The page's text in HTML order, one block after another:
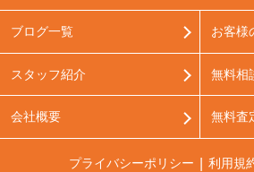
ブログ一覧
スタッフ紹介
会社概要
お客様
無料相
無料査
プライバシーポリシー 利用規